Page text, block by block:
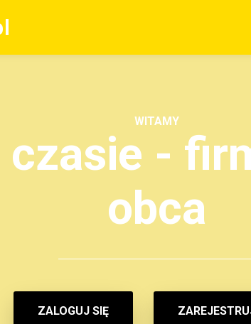
WITAMY
czasie -
obca
ZALOGUJ SIĘ